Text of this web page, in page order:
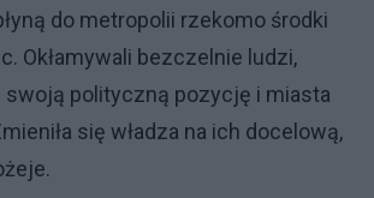
do metropolii rzekomo środki
Okłamywali bezczelnie ludzi,
polityczną pozycję i miasta
się władza na ich docelową,